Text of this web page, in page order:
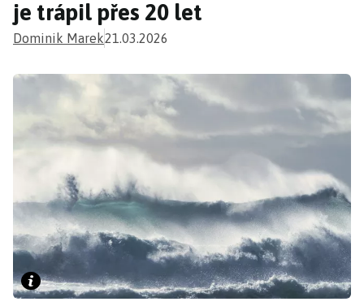
je trápil přes 20 let
Dominik Marek21.03.2026